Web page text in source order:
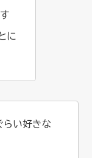
に
らい好きな